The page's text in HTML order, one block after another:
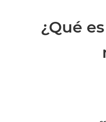
¿Qué